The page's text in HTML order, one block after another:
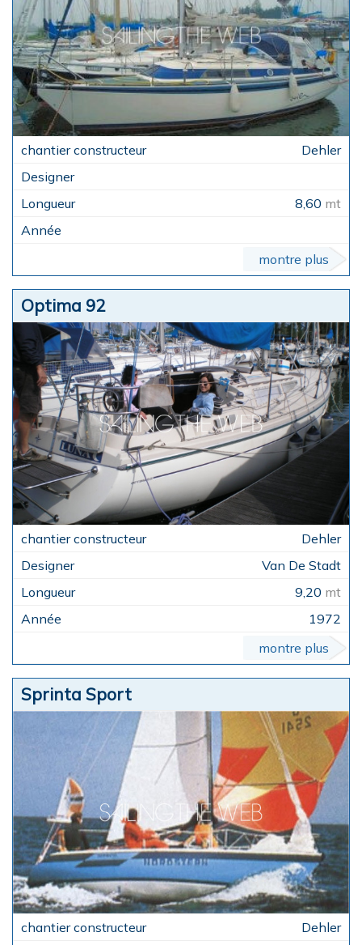
Dehler
8,60 mt
montre plus
Optima 92
Dehler
Van De Stadt
9,20 mt
1972
montre plus
Sprinta Sport
Dehler